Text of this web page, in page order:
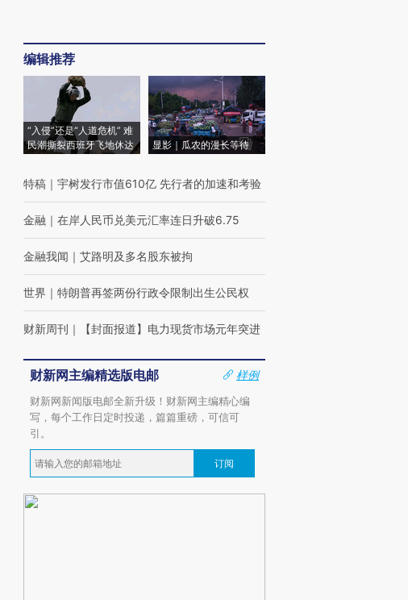
编辑推荐
“入侵”还是“人道危机” 难
民潮撕裂西班牙飞地休达
显影｜瓜农的漫长等待
特稿 ｜ 宇树发行市值610亿 先行者的加速和考验
金融 ｜ 在岸人民币兑美元汇率连日升破6.75
金融我闻 ｜ 艾路明及多名股东被拘
世界 ｜ 特朗普再签两份行政令限制出生公民权
财新周刊 ｜ 【封面报道】电力现货市场元年突进
财新网主编精选版电邮
样例
财新网新闻版电邮全新升级！财新网主编精心编
写，每个工作日定时投递，篇篇重磅，可信可
引。
订阅